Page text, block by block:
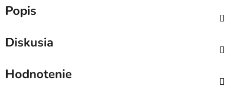
Popis
Diskusia
Hodnotenie